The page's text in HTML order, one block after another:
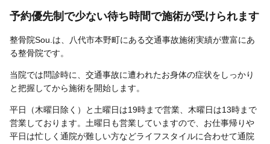
予約優先制で少ない待ち時間で施術が受けられます
整骨院Sou.は、八代市本野町にある交通事故施術実績が豊富にあ
る整骨院です。
当院では問診時に、交通事故に遭われたお身体の症状をしっかり
と把握してから施術を開始します。
平日（木曜日除く）と土曜日は19時まで営業、木曜日は13時まで
営業しております。土曜日も営業していますので、お仕事帰りや
平日は忙しく通院が難しい方などライフスタイルに合わせて通院